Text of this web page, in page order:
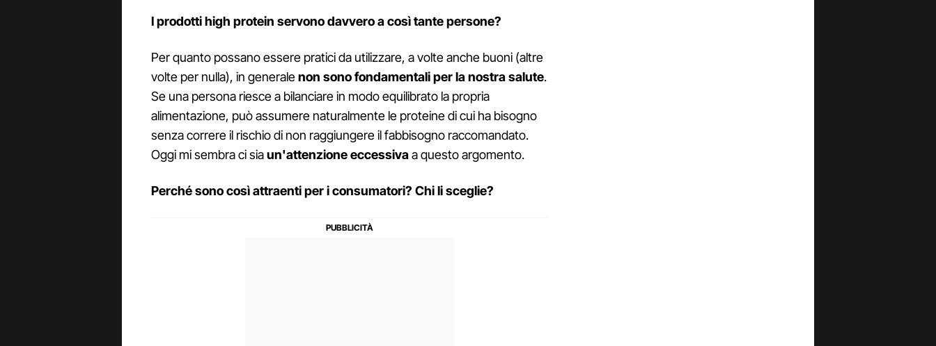
I prodotti high protein servono davvero a così tante persone?
Per quanto possano essere pratici da utilizzare, a volte anche buoni (altre
volte per nulla), in generalenon sono fondamentali per la nostra salute.
Se una persona riesce a bilanciare in modo equilibrato la propria
alimentazione, può assumere naturalmente le proteine di cui ha bisogno
senza correre il rischio di non raggiungere il fabbisogno raccomandato.
Oggi mi sembra ci siaun'attenzione eccessivaa questo argomento.
Perché sono così attraenti per i consumatori? Chi li sceglie?